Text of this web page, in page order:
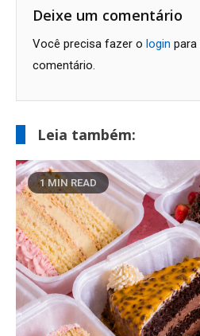
Post
Deixe um comentário
Você precisa fazer o login para
comentário.
Leia também:
1 MIN READ